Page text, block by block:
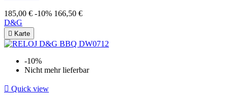
185,00 € -10% 166,50 €
D&G
 Karte
-10%
Nicht mehr lieferbar
 Quick view